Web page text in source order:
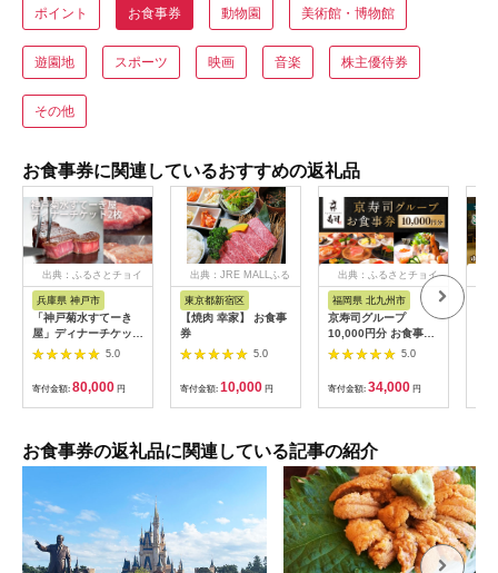
ポイント お食事券 動物園 美術館・博物館
遊園地 スポーツ 映画 音楽 株主優待券
その他
お食事券に関連しているおすすめの返礼品
出典：ふるさとチョイ
兵庫県 神戸市
「神戸菊水すてーき
屋」ディナーチケット
（2枚）
5.0
寄付金額: 80,000 円
出典：JRE MALLふる
東京都新宿区
【焼肉 幸家】 お食事
券
5.0
寄付金額: 10,000 円
出典：ふるさとチョイ
福岡県 北九州市
京寿司グループ
10,000円分 お食事券
1000円×10枚 食事チ
ケット チケット 寿司
福岡県 北九州市
5.0
寄付金額: 34,000 円
お食事券の返礼品に関連している記事の紹介